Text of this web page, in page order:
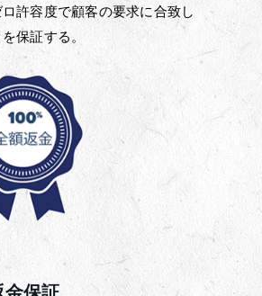
許容度で顧客の要求に合致し
保証する。